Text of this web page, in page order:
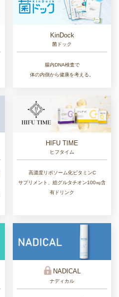
KinDock
菌ドック
腸内DNA検査で
体の内側から健康を考える。
HIFU TIME
ヒフタイム
高濃度リポソーム化ビタミンC
サプリメント、総グルタチオン100㎎含
有ドリンク
NADICAL
ナディカル